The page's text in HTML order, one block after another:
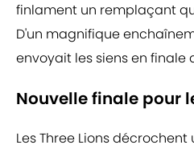
finlament un remplaçant
D'un magnifique
envoyait les siens en finale
Nouvelle finale pour
Les Three Lions